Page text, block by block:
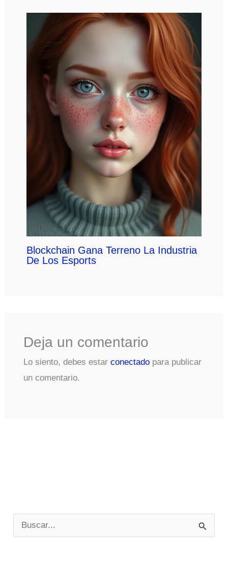
Blockchain Gana Terreno La Industria
De Los Esports
Deja un comentario
Lo siento, debes estar conectadopara publicar
un comentario.
u